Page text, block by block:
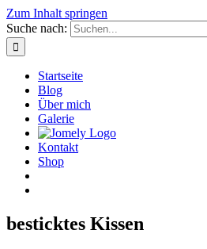
Zum Inhalt springen
Suche nach:
Startseite
Blog
Über mich
Galerie
Kontakt
Shop
besticktes Kissen